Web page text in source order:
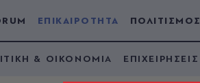
ΕΠΙΚΑΙΡΟΤΗΤΑ ΠΟΛΙΤΙΣΜΟΣ
& ΟΙΚΟΝΟΜΙΑ ΕΠΙΧΕΙΡΗΣΕΙΣ